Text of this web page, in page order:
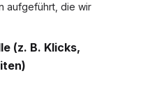
aufgeführt, die wir
(z. B. Klicks,